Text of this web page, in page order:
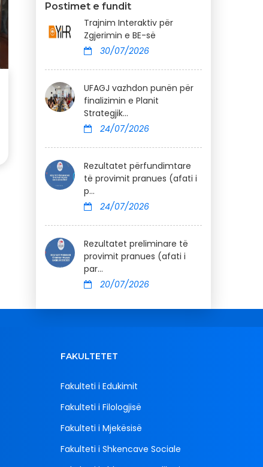
Postimet e fundit
Trajnim Interaktiv për
Zgjerimin e BE-së
30/07/2026
UFAGJ vazhdon punën për
finalizimin e Planit
Strategjik...
24/07/2026
Rezultatet përfundimtare
të provimit pranues (afati i
p...
24/07/2026
Rezultatet preliminare të
provimit pranues (afati i
par...
20/07/2026
FAKULTETET
Fakulteti i Edukimit
Fakulteti i Filologjisë
Fakulteti i Mjekësisë
Fakulteti i Shkencave Sociale